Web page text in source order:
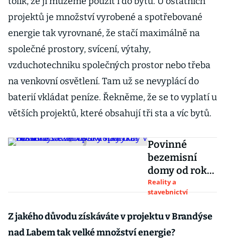
projektů je množství vyrobené a spotřebované
energie tak vyrovnané, že stačí maximálně na
společné prostory, svícení, výtahy,
vzduchotechniku společných prostor nebo třeba
na venkovní osvětlení. Tam už se nevyplácí do
baterií vkládat peníze. Řekněme, že se to vyplatí u
větších projektů, které obsahují tři sta a víc bytů.
Povinné
bezemisní
domy od roku
2030.
Evropský
návrh by v
českém
stavebnictví
Reality a
stavebnictví
Z jakého důvodu získáváte v projektu v Brandýse
nad Labem tak velké množství energie?